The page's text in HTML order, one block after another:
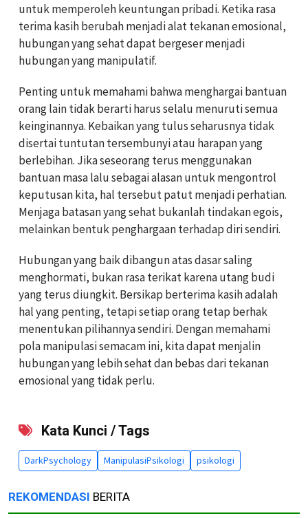
untuk memperoleh keuntungan pribadi. Ketika rasa
terima kasih berubah menjadi alat tekanan emosional,
hubungan yang sehat dapat bergeser menjadi
hubungan yang manipulatif.
Penting untuk memahami bahwa menghargai bantuan
orang lain tidak berarti harus selalu menuruti semua
keinginannya. Kebaikan yang tulus seharusnya tidak
disertai tuntutan tersembunyi atau harapan yang
berlebihan. Jika seseorang terus menggunakan
bantuan masa lalu sebagai alasan untuk mengontrol
keputusan kita, hal tersebut patut menjadi perhatian.
Menjaga batasan yang sehat bukanlah tindakan egois,
melainkan bentuk penghargaan terhadap diri sendiri.
Hubungan yang baik dibangun atas dasar saling
menghormati, bukan rasa terikat karena utang budi
yang terus diungkit. Bersikap berterima kasih adalah
hal yang penting, tetapi setiap orang tetap berhak
menentukan pilihannya sendiri. Dengan memahami
pola manipulasi semacam ini, kita dapat menjalin
hubungan yang lebih sehat dan bebas dari tekanan
emosional yang tidak perlu.
Kata Kunci / Tags
DarkPsychology ManipulasiPsikologi psikologi
REKOMENDASI BERITA